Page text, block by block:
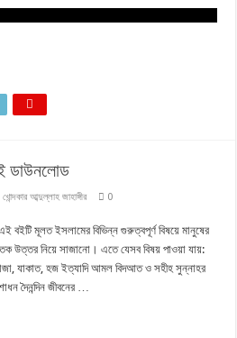
ডাউনলোড
আব্দুল্লাহ জাহাঙ্গীর 0
বইটি মূলত ইসলামের বিভিন্ন গুরুত্বপূর্ণ বিষয়ে মানুষের
উত্তর নিয়ে সাজানো। এতে যেসব বিষয় পাওয়া যায়:
যাকাত, হজ ইত্যাদি আমল বিদআত ও সহীহ সুন্নাহর
দৈনন্দিন জীবনের …